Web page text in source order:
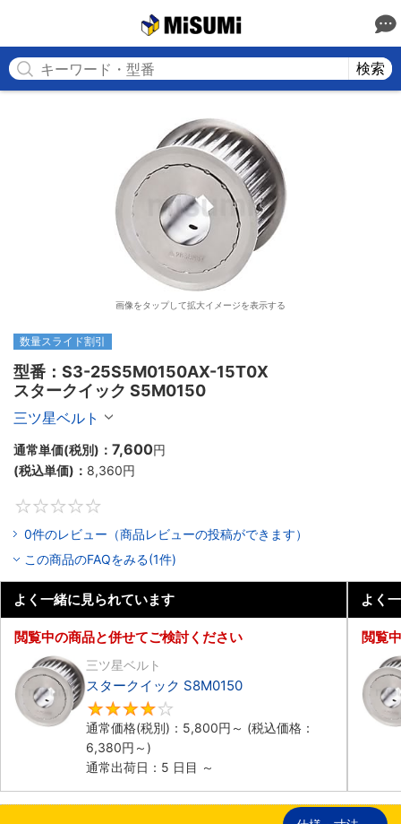
検索
画像をタップして拡大イメージを表示する
数量スライド割引
型番：S3-25S5M0150AX-15T0X
スタークイック S5M0150
三ツ星ベルト
通常単価(税別)： 7,600円
(税込単価)： 8,360円
0件のレビュー（商品レビューの投稿ができます）
この商品のFAQをみる(1件)
よく一緒に見られています
閲覧中の商品と併せてご検討ください
三ツ星ベルト
スタークイック S8M0150
通常価格(税別)： 5,800円 ～ (税込価格：
6,380円 ～)
通常出荷日：5 日目 ～
よく
閲覧